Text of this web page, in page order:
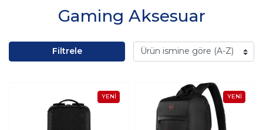
Gaming Aksesuar
Filtrele